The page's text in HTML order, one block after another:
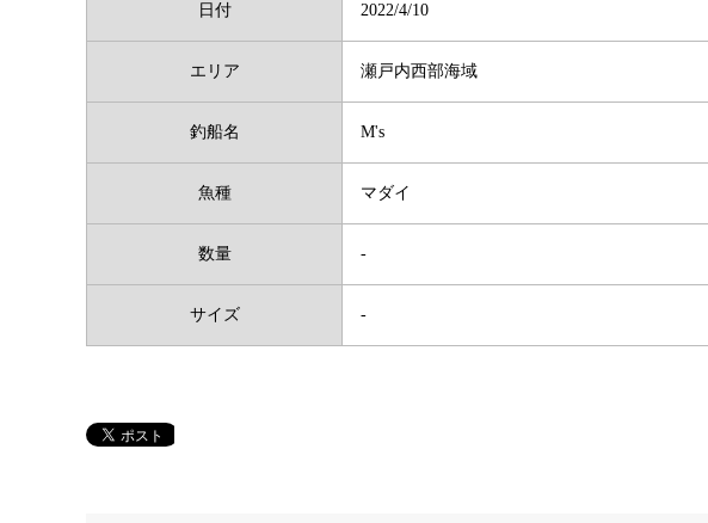
日付 2022/4/10
エリア 瀬戸内西部海域
釣船名 M's
魚種 マダイ
数量 -
サイズ -